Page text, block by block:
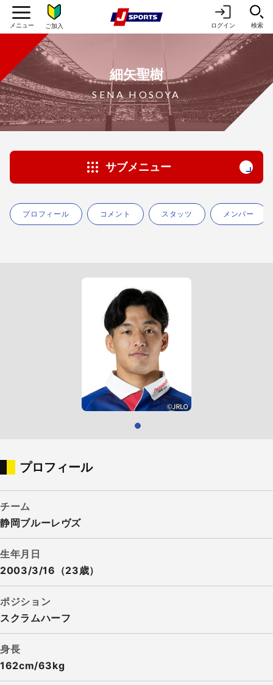
ご加入 ログイン 検索
細矢聖樹
SENA HOSOYA
サブメニュー
プロフィール コメント スタッツ メンバー
プロフィール
チーム
静岡ブルーレヴズ
生年月日
2003/3/16（23歳）
ポジション
スクラムハーフ
身長
162cm/63kg